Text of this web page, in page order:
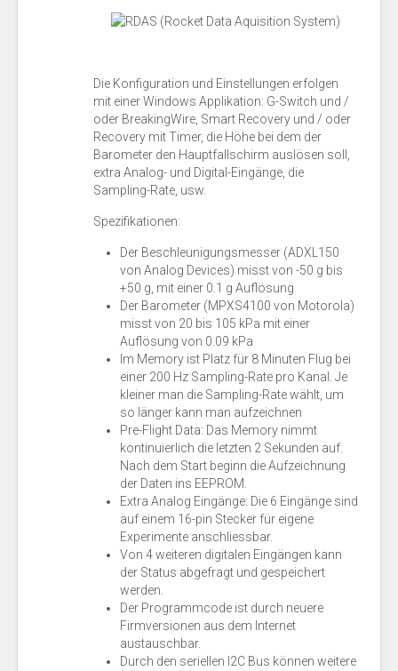
Die Konfiguration und Einstellungen erfolgen
mit einer Windows Applikation: G-Switch und /
oder BreakingWire, Smart Recovery und / oder
Recovery mit Timer, die Höhe bei dem der
Barometer den Hauptfallschirm auslösen soll,
extra Analog- und Digital-Eingänge, die
Sampling-Rate, usw.
Spezifikationen:
Der Beschleunigungsmesser (ADXL150
von Analog Devices) misst von -50 g bis
+50 g, mit einer 0.1 g Auflösung
Der Barometer (MPXS4100 von Motorola)
misst von 20 bis 105 kPa mit einer
Auflösung von 0.09 kPa
Im Memory ist Platz für 8 Minuten Flug bei
einer 200 Hz Sampling-Rate pro Kanal. Je
kleiner man die Sampling-Rate wählt, um
so länger kann man aufzeichnen
Pre-Flight Data: Das Memory nimmt
kontinuierlich die letzten 2 Sekunden auf.
Nach dem Start beginn die Aufzeichnung
der Daten ins EEPROM.
Extra Analog Eingänge: Die 6 Eingänge sind
auf einem 16-pin Stecker für eigene
Experimente anschliessbar.
Von 4 weiteren digitalen Eingängen kann
der Status abgefragt und gespeichert
werden.
Der Programmcode ist durch neuere
Firmversionen aus dem Internet
austauschbar.
Durch den seriellen I2C Bus können weitere